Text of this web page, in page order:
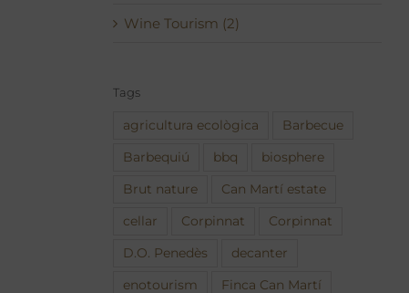
Wine Tourism (2)
Tags
agricultura ecològica Barbecue
Barbequiú bbq biosphere
Brut nature Can Martí estate
cellar Corpinnat Corpinnat
D.O. Penedès decanter
enotourism Finca Can Martí